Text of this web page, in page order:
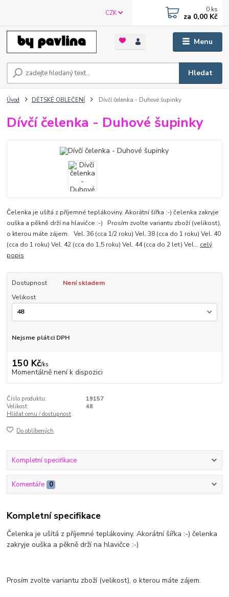
Menu
CZK
Hledat
0 ks
za 0,00 Kč
Úvod DĚTSKÉ OBLEČENÍ Dívčí čelenka - Duhové šupinky
Dívčí čelenka - Duhové šupinky
Čelenka je ušítá z příjemné teplákoviny. Akorátní šířka :-) čelenka zakryje
ouška a pěkně drží na hlavičce :-) Prosím zvolte variantu zboží (velikost),
o kterou máte zájem. Vel. 36 (cca 1/2 roku) Vel. 38 (cca do 1 roku) Vel. 40
(cca do 1 roku) Vel. 42 (cca do 1,5 roku) Vel. 44 (cca do 2 let) Vel... celý
popis
Dostupnost
Není skladem
Velikost
Nejsme plátci DPH
150 Kč/ks
Momentálně není k dispozici
Číslo produktu:
19157
Velikost:
48
Hlídat cenu / dostupnost
Do oblíbených
Kompletní specifikace
Komentáře 0
Kompletní specifikace
Čelenka je ušítá z příjemné teplákoviny. Akorátní šířka :-) čelenka
zakryje ouška a pěkně drží na hlavičce :-)
Prosím zvolte variantu zboží (velikost), o kterou máte zájem.